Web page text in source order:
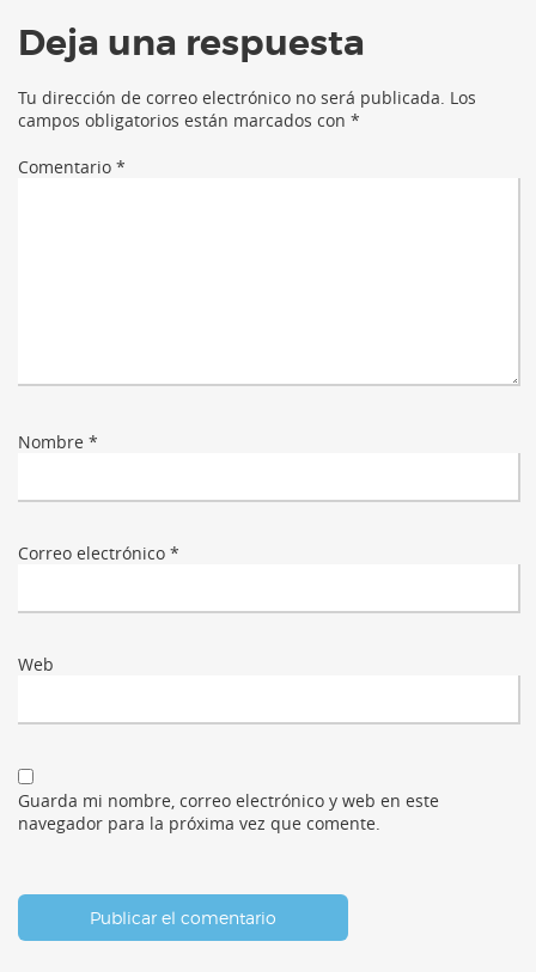
Deja una respuesta
Tu dirección de correo electrónico no será publicada. Los
campos obligatorios están marcados con *
Comentario *
Nombre *
Correo electrónico *
Web
Guarda mi nombre, correo electrónico y web en este
navegador para la próxima vez que comente.